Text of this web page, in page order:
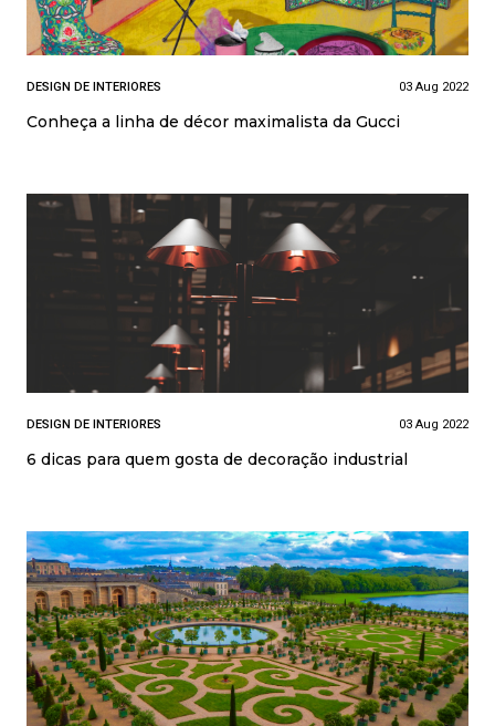
DESIGN DE INTERIORES 03 Aug 2022
Conheça a linha de décor maximalista da Gucci
DESIGN DE INTERIORES 03 Aug 2022
6 dicas para quem gosta de decoração industrial